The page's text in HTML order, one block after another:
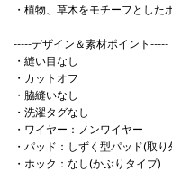
・植物、草木をモチーフとした
-----デザイン＆素材ポイント-----
・縫い目なし
・カットオフ
・脇縫いなし
・洗濯タグなし
・ワイヤー：ノンワイヤー
・パッド：しずく型パッド(取り
・ホック：なし(かぶりタイプ)